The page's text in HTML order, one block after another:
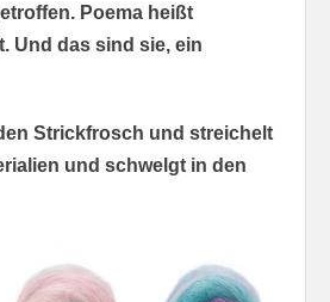
Poema heißt
Und das sind sie, ein
Strickfrosch und streichelt
und schwelgt in den